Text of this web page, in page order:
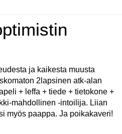
ja kaikesta muusta
2lapsinen atk-alan
+ leffa + tiede + tietokone +
mahdollinen -intoilija. Liian
myös paappa. Ja poikakaveri!